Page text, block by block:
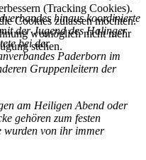
hinaus koordinierte
der Jugend des Halinger
bei der
Paderborn im
Gruppenleitern der
am Heiligen Abend oder
gehören zum festen
wurden von ihr immer
(Tracking Cookies).
Cookies zulassen möchten.
womöglich nicht mehr
stehen.